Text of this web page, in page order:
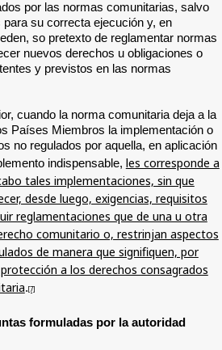
por las normas comunitarias, salvo
su correcta ejecución y, en
so pretexto de reglamentar normas
nuevos derechos u obligaciones o
y previstos en las normas
cuando la norma comunitaria deja a la
Países Miembros la implementación o
no regulados por aquella, en aplicación
indispensable, les corresponde a
tales implementaciones, sin que
desde luego, exigencias, requisitos
reglamentaciones que de una u otra
comunitario o, restrinjan aspectos
de manera que signifiquen, por
a los derechos consagrados
.[7]
formuladas por la autoridad